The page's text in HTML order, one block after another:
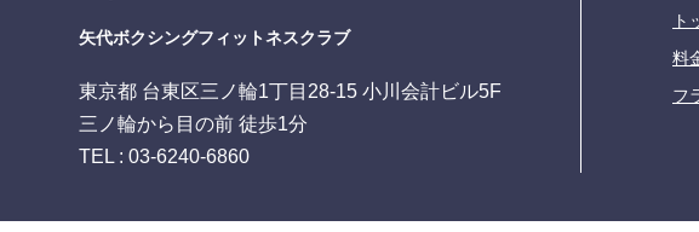
矢代ボクシングフィットネスクラブ
東京都 台東区三ノ輪1丁目28-15 小川会計ビル5F
三ノ輪から目の前 徒歩1分
TEL : 03-6240-6860
ト
料
フ